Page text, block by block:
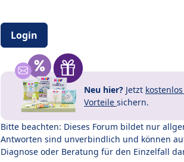
Login
Neu hier? Jetzt
Vorteile sichern.
Bitte beachten: Dieses Forum bildet nur
Antworten sind unverbindlich und können
Diagnose oder Beratung für den Einzelfall